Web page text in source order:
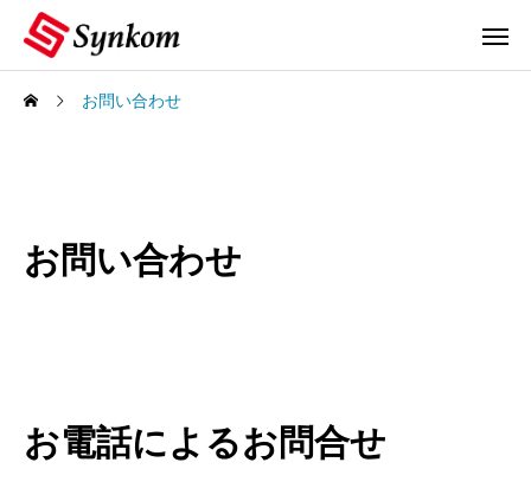
お問い合わせ
お問い合わせ
お電話によるお問合せ